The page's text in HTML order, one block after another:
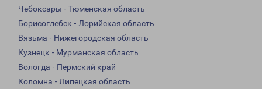
Чебоксары - Тюменская область
Борисоглебск - Лорийская область
Вязьма - Нижегородская область
Кузнецк - Мурманская область
Вологда - Пермский край
Коломна - Липецкая область